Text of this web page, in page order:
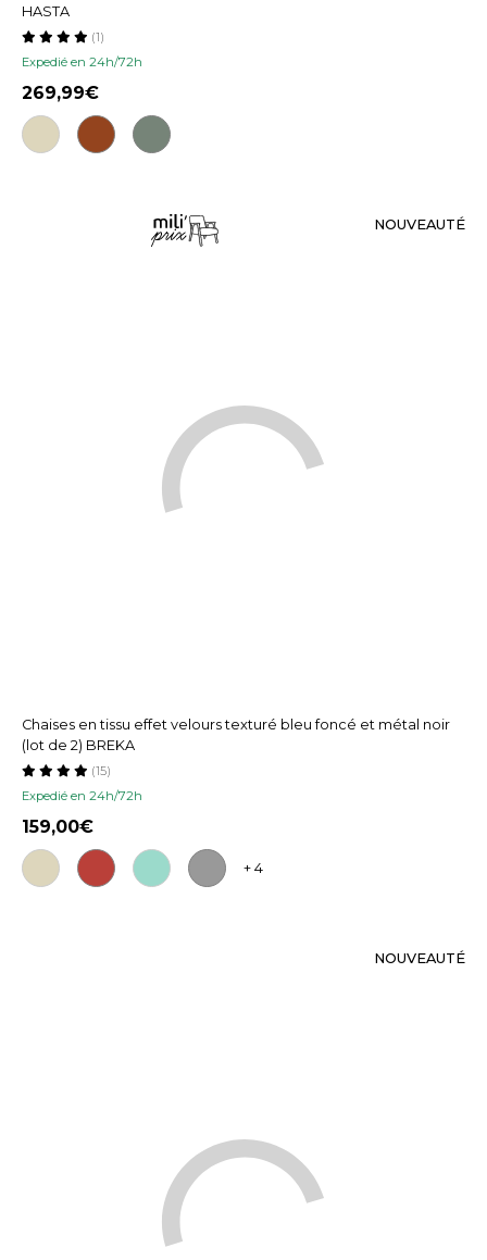
HASTA
Expedié en 24h/72h
(1)
269,99
NOUVEAUTÉ
Chaises en tissu effet velours texturé bleu foncé et métal noir
(lot de 2) BREKA
Expedié en 24h/72h
(15)
159,00
+ 4
NOUVEAUTÉ